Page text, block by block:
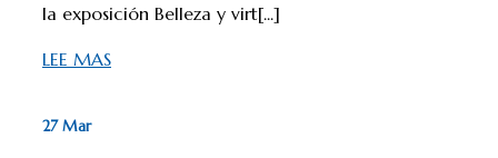
la exposición Belleza y virt[...]
LEE MAS
27 Mar